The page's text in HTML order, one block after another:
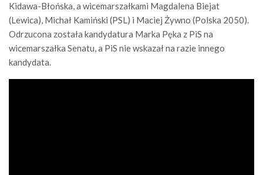
Kidawa-Błońska, a wicemarszałkami Magdalena Biejat
(Lewica), Michał Kamiński (PSL) i Maciej Żywno (Polska 2050).
Odrzucona została kandydatura Marka Pęka z PiS na
wicemarszałka Senatu, a PiS nie wskazał na razie innego
kandydata.